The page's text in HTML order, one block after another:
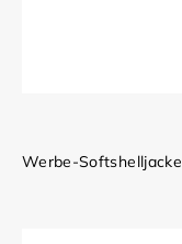
Werbe-